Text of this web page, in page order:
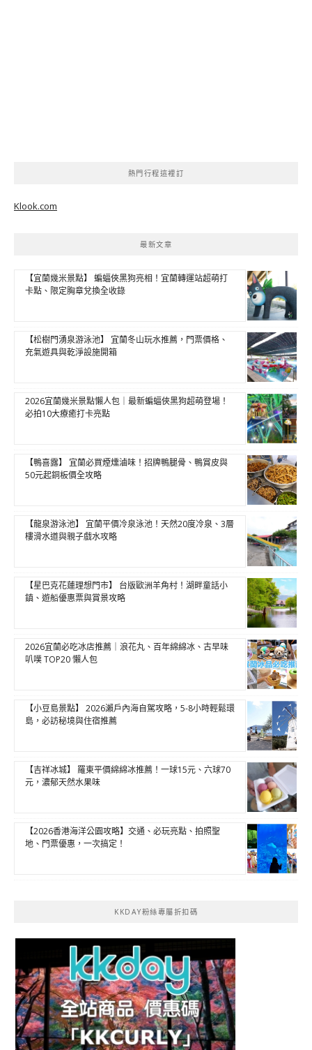
熱門行程這裡訂
Klook.com
最新文章
【宜蘭幾米景點】 蝙蝠俠黑狗亮相！宜蘭轉運站超萌打
卡點、限定胸章兌換全收錄
【松樹門湧泉游泳池】 宜蘭冬山玩水推薦，門票價格、
充氣遊具與乾淨設施開箱
2026宜蘭幾米景點懶人包｜最新蝙蝠俠黑狗超萌登場！
必拍10大療癒打卡亮點
【鴨喜露】 宜蘭必買煙燻滷味！招牌鴨腿骨、鴨賞皮與
50元起銅板價全攻略
【龍泉游泳池】 宜蘭平價冷泉泳池！天然20度冷泉、3層
樓滑水道與親子戲水攻略
【星巴克花蓮理想門市】 台版歐洲羊角村！湖畔童話小
鎮、遊船優惠票與賞景攻略
2026宜蘭必吃冰店推薦｜浪花丸、百年綿綿冰、古早味
叭噗 TOP20 懶人包
【小豆島景點】 2026瀨戶內海自駕攻略，5-8小時輕鬆環
島，必訪秘境與住宿推薦
【吉祥冰城】 羅東平價綿綿冰推薦！一球15元、六球70
元，濃郁天然水果味
【2026香港海洋公園攻略】交通、必玩亮點、拍照聖
地、門票優惠，一次搞定！
KKDAY粉絲專屬折扣碼